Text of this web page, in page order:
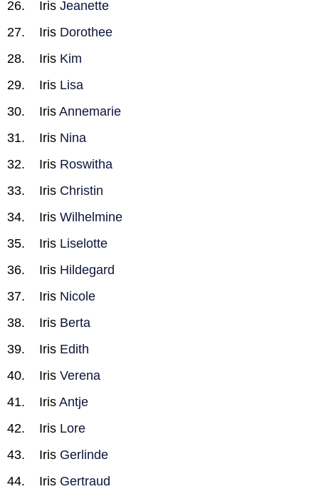
Iris Jeanette
Iris Dorothee
Iris Kim
Iris Lisa
Iris Annemarie
Iris Nina
Iris Roswitha
Iris Christin
Iris Wilhelmine
Iris Liselotte
Iris Hildegard
Iris Nicole
Iris Berta
Iris Edith
Iris Verena
Iris Antje
Iris Lore
Iris Gerlinde
Iris Gertraud